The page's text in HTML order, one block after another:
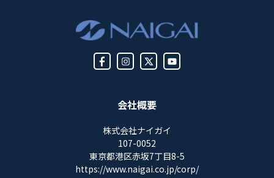
会社概要
株式会社ナイガイ
107-0052
東京都港区赤坂7丁目8-5
https://www.naigai.co.jp/corp/